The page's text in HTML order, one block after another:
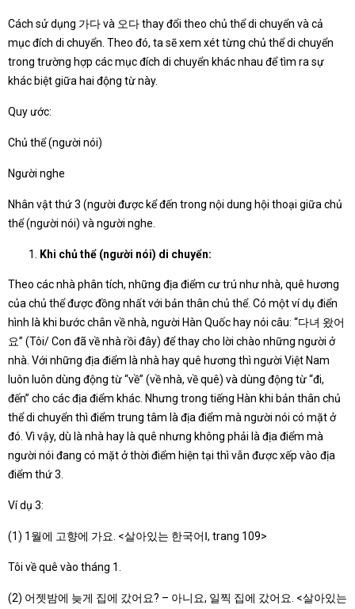
Cách sử dụng 가다 và 오다 thay đổi theo chủ thể di chuyển và cả
mục đích di chuyển. Theo đó, ta sẽ xem xét từng chủ thể di chuyển
trong trường hợp các mục đích di chuyển khác nhau để tìm ra sự
khác biệt giữa hai động từ này.
Quy ước:
Chủ thể (người nói)
Người nghe
Nhân vật thứ 3 (người được kể đến trong nội dung hội thoại giữa chủ
thể (người nói) và người nghe.
Khi chủ thể (người nói) di chuyển:
Theo các nhà phân tích, những địa điểm cư trú như nhà, quê hương
của chủ thể được đồng nhất với bản thân chủ thể. Có một ví dụ điển
hình là khi bước chân về nhà, người Hàn Quốc hay nói câu: “다녀 왔어
요” (Tôi/ Con đã về nhà rồi đây) để thay cho lời chào những người ở
nhà. Với những địa điểm là nhà hay quê hương thì người Việt Nam
luôn luôn dùng động từ “về” (về nhà, về quê) và dùng động từ “đi,
đến” cho các địa điểm khác. Nhưng trong tiếng Hàn khi bản thân chủ
thể di chuyển thì điểm trung tâm là địa điểm mà người nói có mặt ở
đó. Vì vậy, dù là nhà hay là quê nhưng không phải là địa điểm mà
người nói đang có mặt ở thời điểm hiện tại thì vẫn được xếp vào địa
điểm thứ 3.
Ví dụ 3:
(1) 1월에 고향에 가요. <살아있는 한국어Ⅰ, trang 109>
Tôi về quê vào tháng 1.
(2) 어젯밤에 늦게 집에 갔어요? – 아니요, 일찍 집에 갔어요. <살아있는